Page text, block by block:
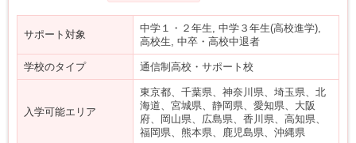
サポート対象
中学１・２年生, 中学３年生(高校進学),
高校生, 中卒・高校中退者
学校のタイプ 通信制高校・サポート校
入学可能エリア
東京都、千葉県、神奈川県、埼玉県、北
海道、宮城県、静岡県、愛知県、大阪
府、岡山県、広島県、香川県、高知県、
福岡県、熊本県、鹿児島県、沖縄県